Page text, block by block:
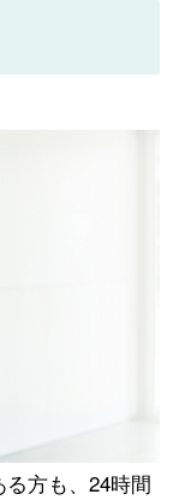
方も、24時間